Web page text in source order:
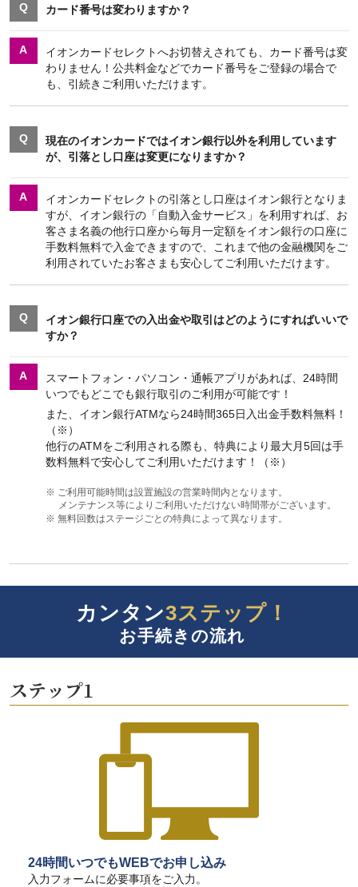
Q カード番号は変わりますか？
A
イオンカードセレクトへお切替えされても、カード番号は変
わりません！公共料金などでカード番号をご登録の場合で
も、引続きご利用いただけます。
Q
現在のイオンカードではイオン銀行以外を利用しています
が、引落とし口座は変更になりますか？
A
イオンカードセレクトの引落とし口座はイオン銀行となりま
すが、イオン銀行の「自動入金サービス」を利用すれば、お
客さま名義の他行口座から毎月一定額をイオン銀行の口座に
手数料無料で入金できますので、これまで他の金融機関をご
利用されていたお客さまも安心してご利用いただけます。
Q
イオン銀行口座での入出金や取引はどのようにすればいいで
すか？
A
スマートフォン・パソコン・通帳アプリがあれば、24時間
いつでもどこでも銀行取引のご利用が可能です！
また、イオン銀行ATMなら24時間365日入出金手数料無料！
（※）
他行のATMをご利用される際も、特典により最大月5回は手
数料無料で安心してご利用いただけます！（※）
※ ご利用可能時間は設置施設の営業時間内となります。
メンテナンス等によりご利用いただけない時間帯がございます。
※ 無料回数はステージごとの特典によって異なります。
カンタン3ステップ！
お手続きの流れ
24時間いつでもWEBでお申し込み
入力フォームに必要事項をご入力。